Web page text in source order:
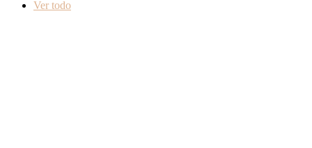
Ver todo